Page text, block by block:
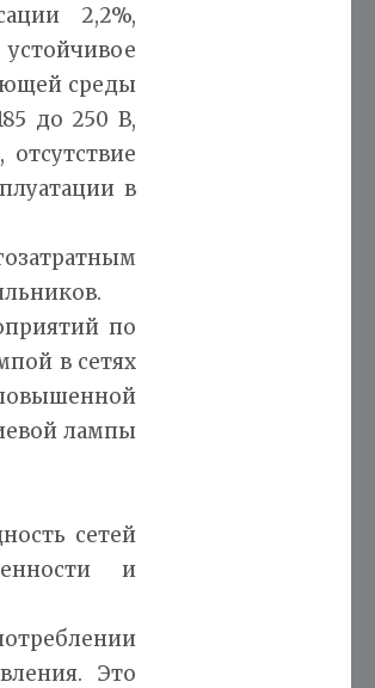
2,2%,
среды
до 250 В,
в
по
в сетях
лампы
сетей
и
Это